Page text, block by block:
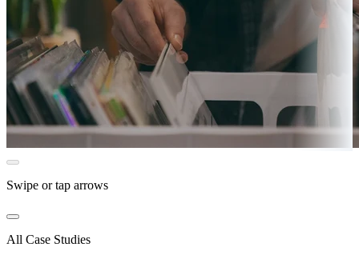
Swipe or tap arrows
All Case Studies